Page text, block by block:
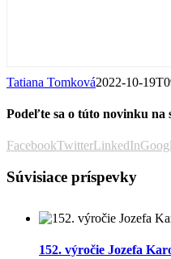
Tatiana Tomková2022-10-
Podeľte sa o túto novinku na
FacebookTwitterLinkedIn
Súvisiace príspevky
152. výročie Jozefa